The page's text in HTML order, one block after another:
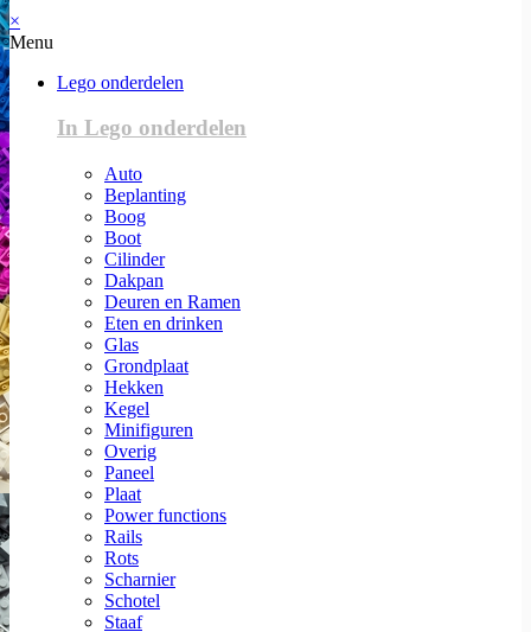
×
Menu
Lego onderdelen
In Lego onderdelen
Auto
Beplanting
Boog
Boot
Cilinder
Dakpan
Deuren en Ramen
Eten en drinken
Glas
Grondplaat
Hekken
Kegel
Minifiguren
Overig
Paneel
Plaat
Power functions
Rails
Rots
Scharnier
Schotel
Staaf